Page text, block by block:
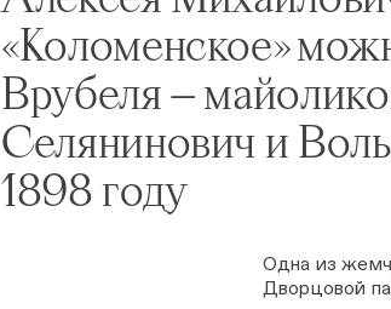
«Коломенское»
Врубеля —
Селянинович и
1898 году
Одна из
Дворцовой